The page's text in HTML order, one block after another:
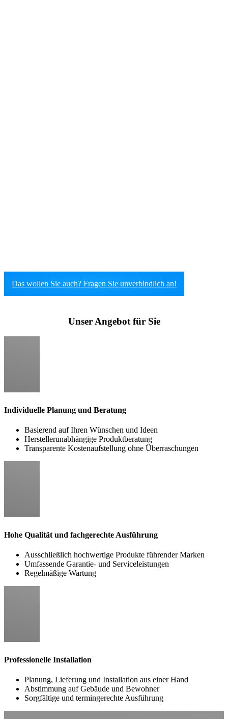
Das wollen Sie auch? Fragen Sie unverbindlich an!
Unser Angebot für Sie
Individuelle Planung und Beratung
Basierend auf Ihren Wünschen und Ideen
Herstellerunabhängige Produktberatung
Transparente Kostenaufstellung ohne Überraschungen
Hohe Qualität und fachgerechte Ausführung
Ausschließlich hochwertige Produkte führender Marken
Umfassende Garantie- und Serviceleistungen
Regelmäßige Wartung
Professionelle Installation
Planung, Lieferung und Installation aus einer Hand
Abstimmung auf Gebäude und Bewohner
Sorgfältige und termingerechte Ausführung